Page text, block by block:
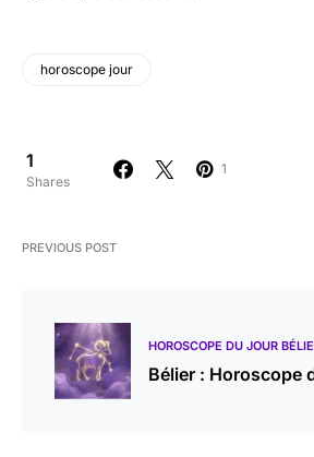
horoscope jour
1
Shares
1
PREVIOUS POST
HOROSCOPE DU JOUR
Bélier : Horoscope